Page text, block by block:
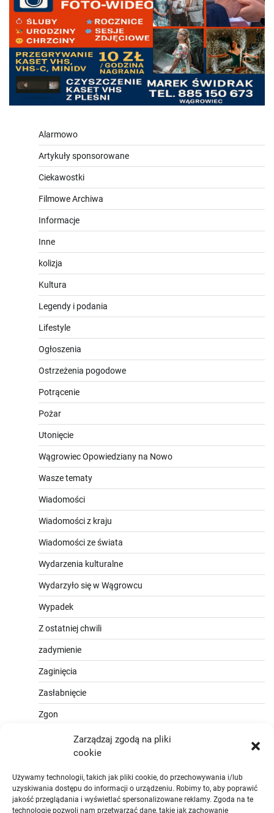
Zarządzaj zgodą na pliki
cookie
Używamy technologii, takich jak pliki cookie, do przechowywania i/lub
uzyskiwania dostępu do informacji o urządzeniu. Robimy to, aby poprawić
jakość przeglądania i wyświetlać spersonalizowane reklamy. Zgoda na te
technologie pozwoli nam przetwarzać dane, takie jak zachowanie
Alarmowo
Artykuły sponsorowane
Ciekawostki
Filmowe Archiwa
Informacje
Inne
kolizja
Kultura
Legendy i podania
Lifestyle
Ogłoszenia
Ostrzeżenia pogodowe
Potrącenie
Pożar
Utonięcie
Wągrowiec Opowiedziany na Nowo
Wasze tematy
Wiadomości
Wiadomości z kraju
Wiadomości ze świata
Wydarzenia kulturalne
Wydarzyło się w Wągrowcu
Wypadek
Z ostatniej chwili
zadymienie
Zaginięcia
Zasłabnięcie
Zgon